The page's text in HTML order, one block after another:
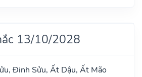
13/10/2028
Đinh Sửu, Ất Dậu, Ất Mão